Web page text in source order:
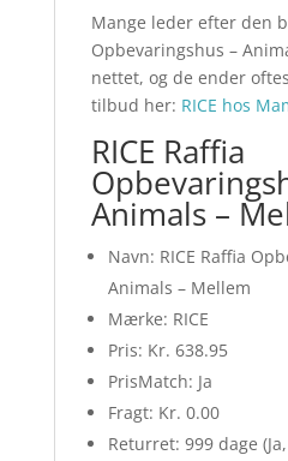
Mange leder efter den
Opbevaringshus –
nettet, og de ender
tilbud her: RICE hos
RICE Raffia
Animals –
Navn: RICE Raffia
Animals – Mellem
Mærke: RICE
Pris: Kr. 638.95
PrisMatch: Ja
Fragt: Kr. 0.00
Returret: 999 dage